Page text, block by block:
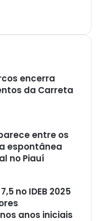
encerra
da Carreta
entre os
espontânea
no Piauí
no IDEB 2025
anos iniciais